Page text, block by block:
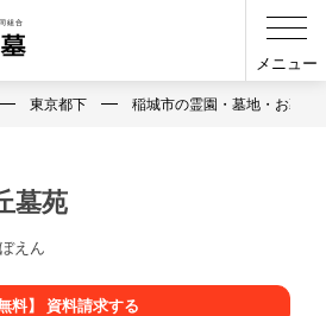
メニュー
東京都下 稲城市の霊園・墓地・お墓
墓苑
えん
無料】 資料請求する